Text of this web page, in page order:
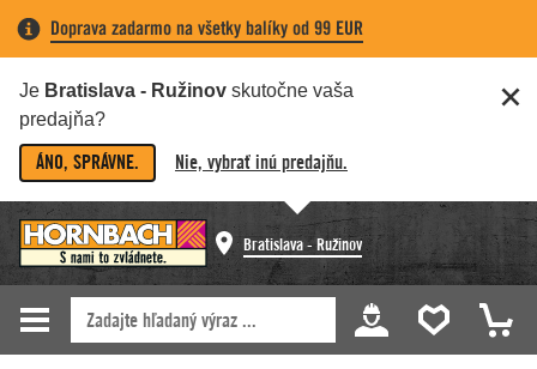
Doprava zadarmo na všetky balíky od 99 EUR
Je Bratislava - Ružinov skutočne vaša
predajňa?
ÁNO, SPRÁVNE. Nie, vybrať inú predajňu.
Bratislava - Ružinov